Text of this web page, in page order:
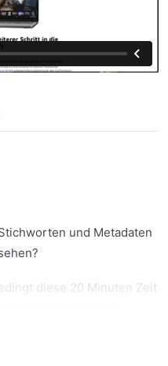
und Metadaten
diese 20 Minuten Zeit
Bildern ersparen! Das